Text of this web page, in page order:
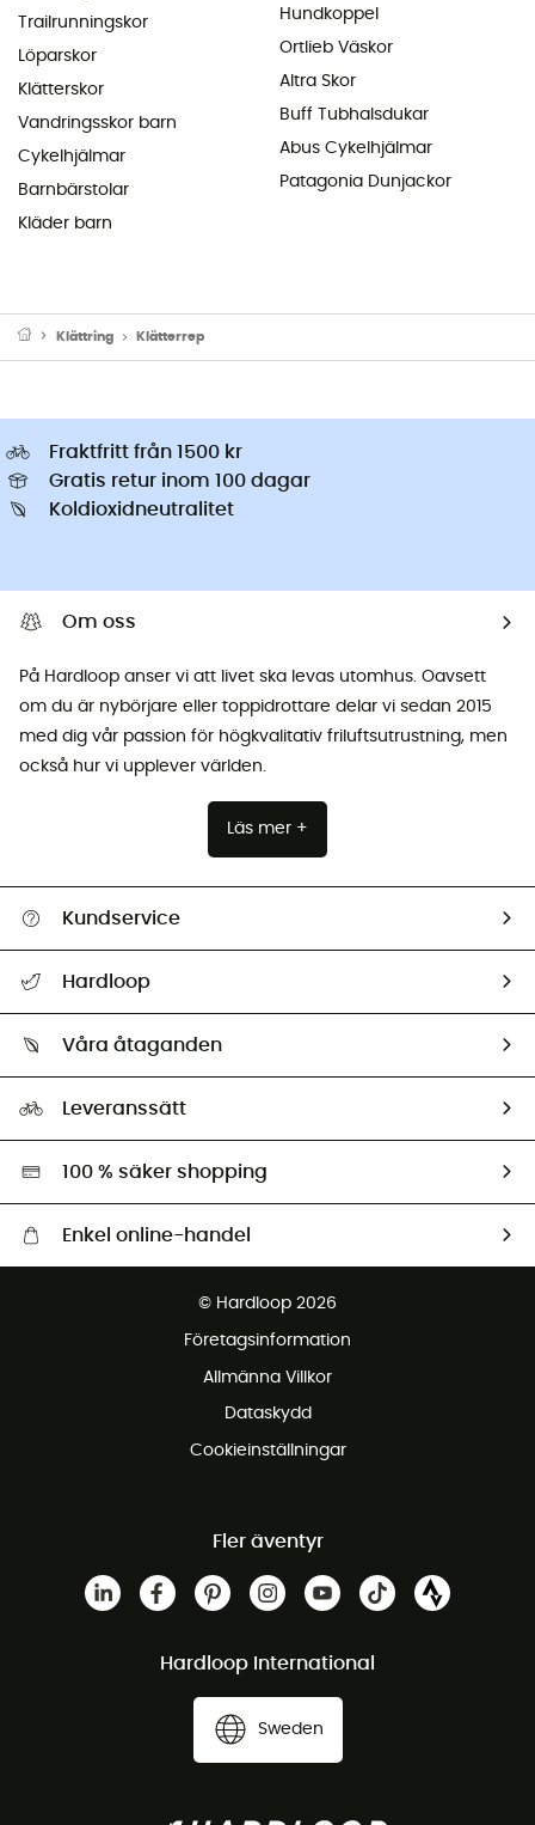
Trailrunningskor
Löparskor
Klätterskor
Vandringsskor barn
Cykelhjälmar
Barnbärstolar
Kläder barn
Hundkoppel
Ortlieb Väskor
Altra Skor
Buff Tubhalsdukar
Abus Cykelhjälmar
Patagonia Dunjackor
Klättring Klätterrep
Fraktfritt från 1500 kr
Gratis retur inom 100 dagar
Koldioxidneutralitet
Om oss
På Hardloop anser vi att livet ska levas utomhus. Oavsett
om du är nybörjare eller toppidrottare delar vi sedan 2015
med dig vår passion för högkvalitativ friluftsutrustning, men
också hur vi upplever världen.
Läs mer +
Kundservice
Retur & återbetalning
Hardloop
Våra åtaganden
Miljöanpassat urval
Leveranssätt
100 % säker shopping
Enkel online-handel
© Hardloop 2026
Företagsinformation
Allmänna Villkor
Dataskydd
Cookieinställningar
Fler äventyr
Hardloop International
Sweden